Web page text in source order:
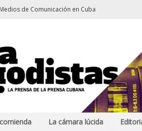
Medios de Comunicación en Cuba
La cámara lúcida